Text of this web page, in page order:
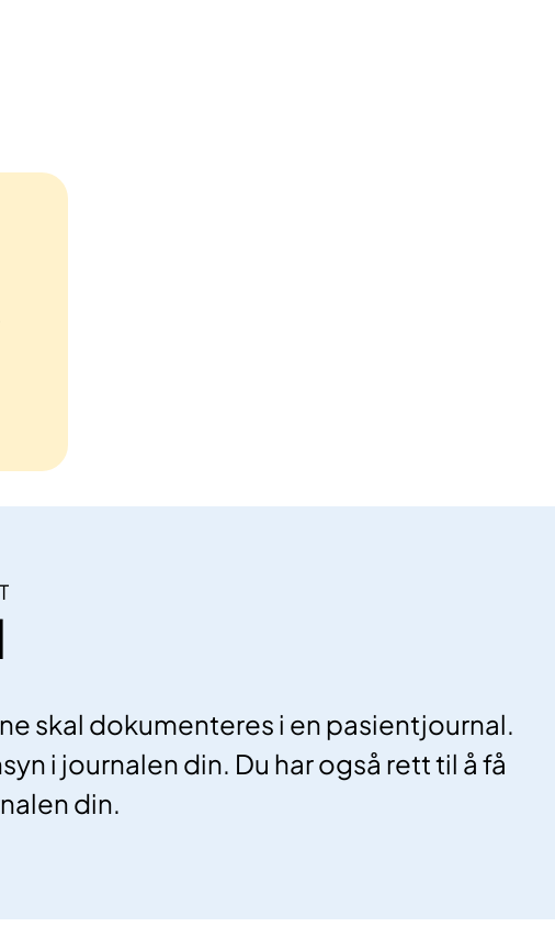
skal dokumenteres i en pasientjournal.
i journalen din. Du har også rett til å få
din.